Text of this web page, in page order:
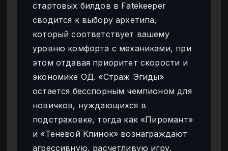
стартовых билдов в Fatekeeper
сводится к выбору архетипа,
который соответствует вашему
уровню комфорта с механиками, при
этом отдавая приоритет скорости и
экономике ОД. «Страж Эгиды»
остается бесспорным чемпионом для
новичков, нуждающихся в
подстраховке, тогда как «Пиромант»
и «Теневой Клинок» вознаграждают
агрессивную, расчетливую игру.